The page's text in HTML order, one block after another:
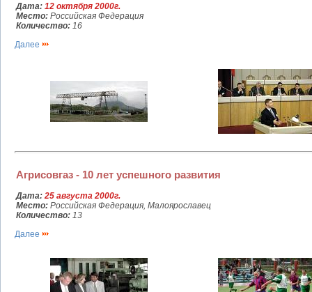
Дата: 12 октября 2000г.
Место: Российская Федерация
Количество: 16
Далее
Агрисовгаз - 10 лет успешного развития
Дата: 25 августа 2000г.
Место: Российская Федерация, Малоярославец
Количество: 13
Далее